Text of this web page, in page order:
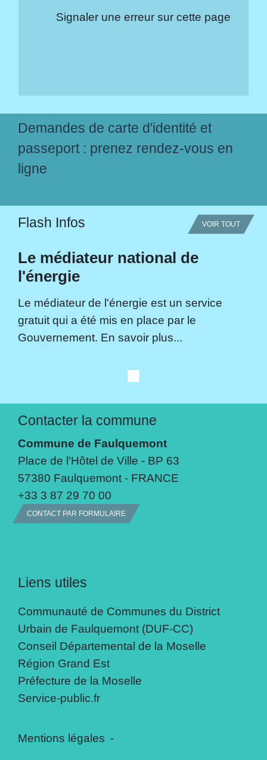
Signaler une erreur sur cette page
Demandes de carte d'identité et
passeport : prenez rendez-vous en
ligne
Flash Infos VOIR TOUT
Le médiateur national de
l'énergie
Le médiateur de l'énergie est un service
gratuit qui a été mis en place par le
Gouvernement. En savoir plus...
Contacter la commune
Commune de Faulquemont
Place de l'Hôtel de Ville - BP 63
57380 Faulquemont - FRANCE
+33 3 87 29 70 00
CONTACT PAR FORMULAIRE
Liens utiles
Communauté de Communes du District
Urbain de Faulquemont (DUF-CC)
Conseil Départemental de la Moselle
Région Grand Est
Préfecture de la Moselle
Service-public.fr
Mentions légales -